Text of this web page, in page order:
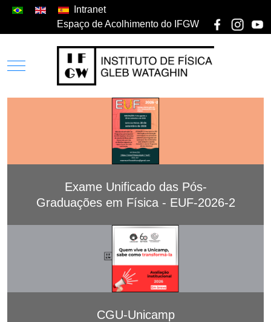
Intranet
Espaço de Acolhimento do IFGW
Exame Unificado das Pós-
Graduações em Física - EUF-2026-2
CGU-Unicamp